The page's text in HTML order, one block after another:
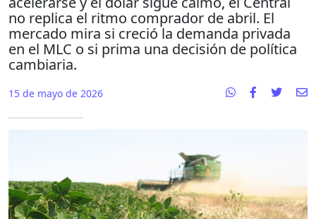
no replica el ritmo comprador de abril. El
mercado mira si creció la demanda privada
en el MLC o si prima una decisión de política
cambiaria.
15 de mayo de 2026